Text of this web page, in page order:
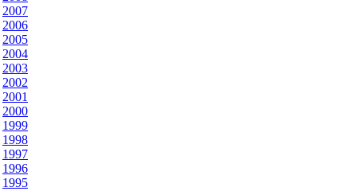
2007
2006
2005
2004
2003
2002
2001
2000
1999
1998
1997
1996
1995